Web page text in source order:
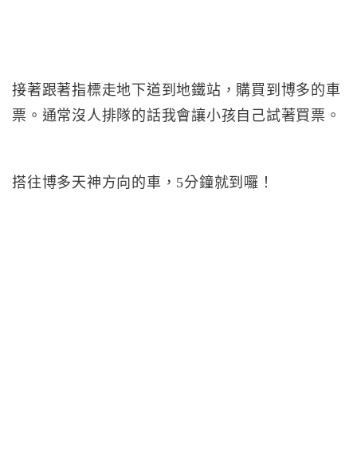
接著跟著指標走地下道到地鐵站，購買到博多的車
票。通常沒人排隊的話我會讓小孩自己試著買票。
搭往博多天神方向的車，5分鐘就到囉！